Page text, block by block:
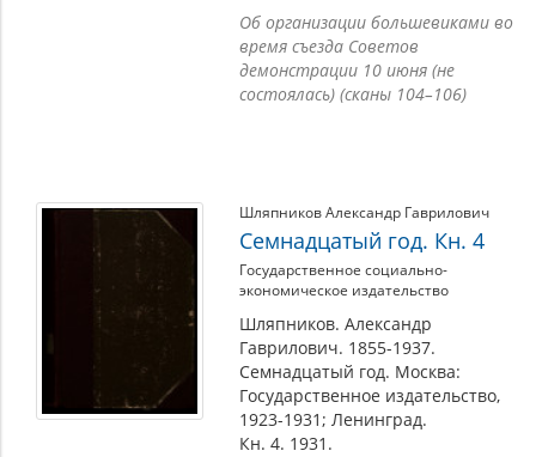
Об организации большевиками во
время съезда Советов
демонстрации 10 июня (не
состоялась) (сканы 104–106)
Шляпников Александр Гаврилович
Семнадцатый год. Кн. 4
Государственное социально-
экономическое издательство
Шляпников. Александр
Гаврилович. 1855-1937.
Семнадцатый год. Москва:
Государственное издательство,
1923-1931; Ленинград.
Кн. 4. 1931.